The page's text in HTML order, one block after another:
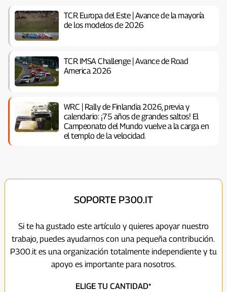
TCR Europa del Este | Avance de la mayoría
de los modelos de 2026
TCR IMSA Challenge | Avance de Road
America 2026
WRC | Rally de Finlandia 2026, previa y
calendario: ¡75 años de grandes saltos! El
Campeonato del Mundo vuelve a la carga en
el templo de la velocidad.
SOPORTE P300.IT
Si te ha gustado este artículo y quieres apoyar nuestro
trabajo, puedes ayudarnos con una pequeña contribución.
P300.it es una organización totalmente independiente y tu
apoyo es importante para nosotros.
ELIGE TU CANTIDAD*